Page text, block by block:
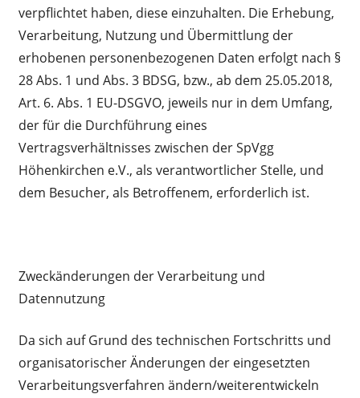
verpflichtet haben, diese einzuhalten. Die Erhebung,
Verarbeitung, Nutzung und Übermittlung der
erhobenen personenbezogenen Daten erfolgt nach §
28 Abs. 1 und Abs. 3 BDSG, bzw., ab dem 25.05.2018,
Art. 6. Abs. 1 EU-DSGVO, jeweils nur in dem Umfang,
der für die Durchführung eines
Vertragsverhältnisses zwischen der SpVgg
Höhenkirchen e.V., als verantwortlicher Stelle, und
dem Besucher, als Betroffenem, erforderlich ist.
Zweckänderungen der Verarbeitung und
Datennutzung
Da sich auf Grund des technischen Fortschritts und
organisatorischer Änderungen der eingesetzten
Verarbeitungsverfahren ändern/weiterentwickeln